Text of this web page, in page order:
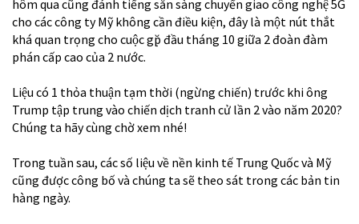
hôm qua cũng đánh tiếng sẵn sàng chuyển giao công nghệ 5G
cho các công ty Mỹ không cần điều kiện, đây là một nút thắt
khá quan trọng cho cuộc gặp đầu tháng 10 giữa 2 đoàn đàm
phán cấp cao của 2 nước.
Liệu có 1 thỏa thuận tạm thời (ngừng chiến) trước khi ông
Trump tập trung vào chiến dịch tranh cử lần 2 vào năm 2020?
Chúng ta hãy cùng chờ xem nhé!
Trong tuần sau, các số liệu về nền kinh tế Trung Quốc và Mỹ
cũng được công bố và chúng ta sẽ theo sát trong các bản tin
hàng ngày.